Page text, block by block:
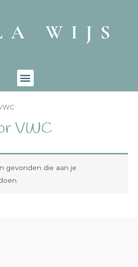
VWC
gevonden die aan je